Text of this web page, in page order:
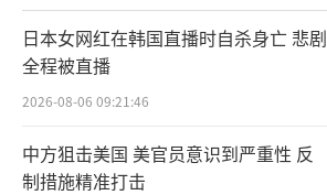
日本女网红在韩国直播时自杀身亡 悲剧
全程被直播
2026-08-06 09:21:46
中方狙击美国 美官员意识到严重性 反
制措施精准打击